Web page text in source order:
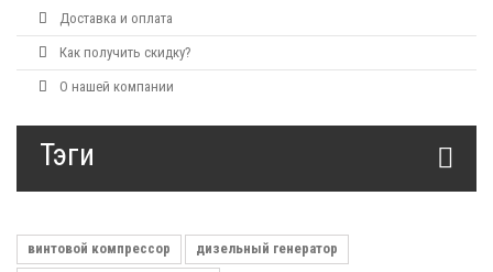
Доставка и оплата
Как получить скидку?
О нашей компании
Тэги
винтовой компрессор
дизельный генератор